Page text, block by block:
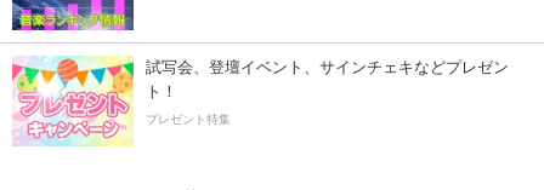
試写会、登壇イベント、サインチェキなどプレゼン
ト！
プレゼント特集